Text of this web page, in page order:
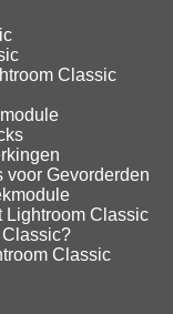
Classic
Gevorderden
Lightroom Classic
Classic